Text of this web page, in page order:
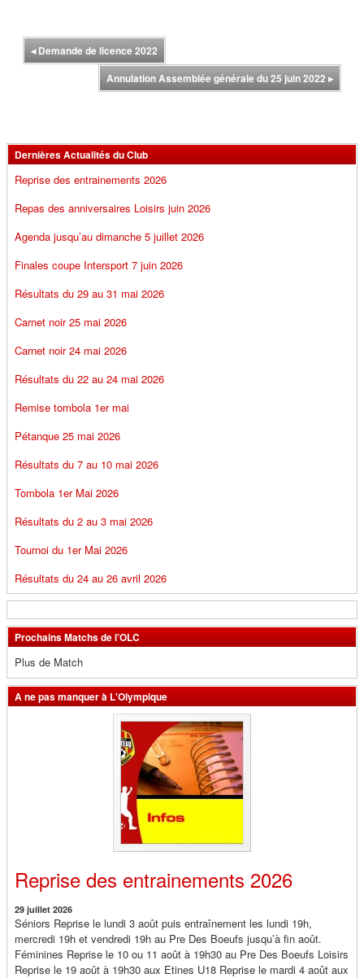
◂Demande de licence 2022
Annulation Assemblée générale du 25 juin 2022 ▸
Dernières Actualités du Club
Reprise des entrainements 2026
Repas des anniversaires Loisirs juin 2026
Agenda jusqu’au dimanche 5 juillet 2026
Finales coupe Intersport 7 juin 2026
Résultats du 29 au 31 mai 2026
Carnet noir 25 mai 2026
Carnet noir 24 mai 2026
Résultats du 22 au 24 mai 2026
Remise tombola 1er mai
Pétanque 25 mai 2026
Résultats du 7 au 10 mai 2026
Tombola 1er Mai 2026
Résultats du 2 au 3 mai 2026
Tournoi du 1er Mai 2026
Résultats du 24 au 26 avril 2026
Prochains Matchs de l’OLC
Plus de Match
A ne pas manquer à L'Olympique
Reprise des entrainements 2026
29 juillet 2026
Séniors Reprise le lundi 3 août puis entraînement les lundi 19h,
mercredi 19h et vendredi 19h au Pre Des Boeufs jusqu’à fin août.
Féminines Reprise le 10 ou 11 août à 19h30 au Pre Des Boeufs Loisirs
Reprise le 19 août à 19h30 aux Etines U18 Reprise le mardi 4 août aux